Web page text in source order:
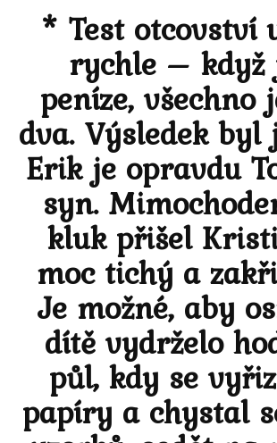
* Test otcovství
rychle – když
peníze, všechno
dva. Výsledek
Erik je opravdu
syn.
kluk přišel
moc tichý a
Je možné, aby
dítě vydrželo
půl, kdy se
papíry a chystal